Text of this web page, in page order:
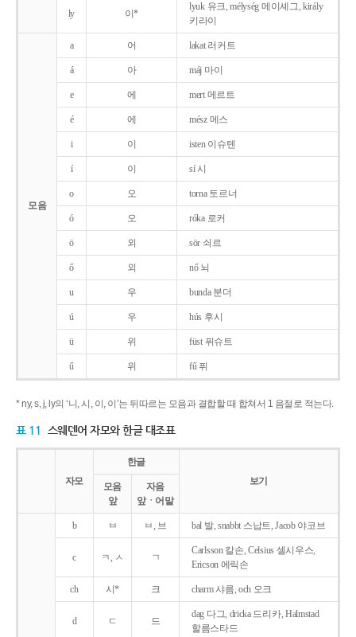
ly 이*
lyuk 유크, mélység 메이셰그, király
키라이
모음
a 어 lakat 러커트
á 아 máj 마이
e 에 mert 메르트
é 에 mész 메스
i 이 isten 이슈텐
í 이 sí 시
o 오 torna 토르너
ó 오 róka 로커
ö 외 sör 쇠르
ő 외 nő 뇌
u 우 bunda 분더
ú 우 hús 후시
ü 위 füst 퓌슈트
ű 위 fű 퓌
* ny, s, j, ly의 ‘니, 시, 이, 이’는 뒤따르는 모음과 결합할 때 합쳐서 1 음절로 적는다.
표 11 스웨덴어 자모와 한글 대조표
자모
한글
보기
모음
앞
자음
앞ㆍ어말
b ㅂ ㅂ, 브 bal 발, snabbt 스납트, Jacob 야코브
c ㅋ, ㅅ ㄱ
Carlsson 칼손, Celsius 셀시우스,
Ericson 에릭손
ch 시* 크 charm 샤름, och 오크
d ㄷ 드
dag 다그, dricka 드리카, Halmstad
할름스타드